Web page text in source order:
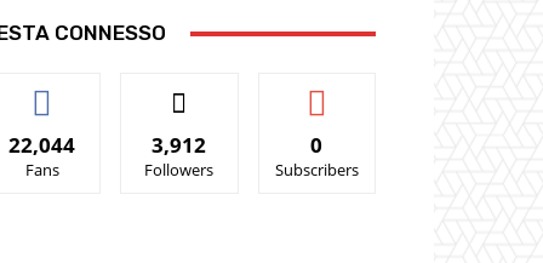
CONNESSO
22,044
Fans
3,912
Followers
0
Subscribers